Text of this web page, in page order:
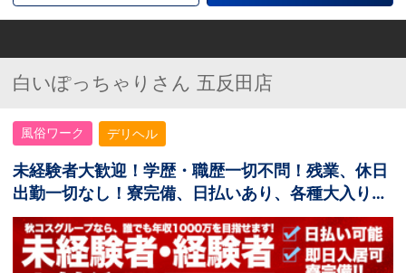
白いぽっちゃりさん 五反田店
風俗ワーク デリヘル
未経験者大歓迎！学歴・職歴一切不問！残業、休日
出勤一切なし！寮完備、日払いあり、各種大入り手
当あり！